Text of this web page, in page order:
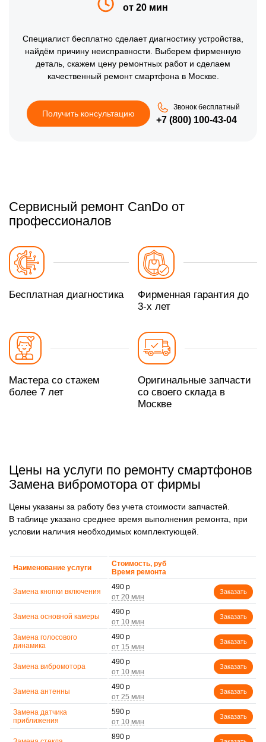
от 20 мин
Специалист бесплатно сделает диагностику устройства,
найдём причину неисправности. Выберем фирменную
деталь, скажем цену ремонтных работ и сделаем
качественный ремонт смартфона в Москве.
Получить консультацию
Звонок бесплатный
+7 (800) 100-43-04
Сервисный ремонт CanDo от
профессионалов
Бесплатная диагностика
Фирменная гарантия до
3-х лет
Мастера со стажем
более 7 лет
Оригинальные запчасти
со своего склада в
Москве
Цены на услуги по ремонту смартфонов
Замена вибромотора от фирмы
Цены указаны за работу без учета стоимости запчастей.
В таблице указано среднее время выполнения ремонта, при
условии наличия необходимых комплектующей.
Наименование услуги
Стоимость, руб
Время ремонта
Замена кнопки включения
490 р
Заказать
Замена основной камеры
490 р
Заказать
Замена голосового
динамика
490 р
Заказать
Замена вибромотора
490 р
Заказать
Замена антенны
490 р
Заказать
Замена датчика
приближения
590 р
Заказать
890 р